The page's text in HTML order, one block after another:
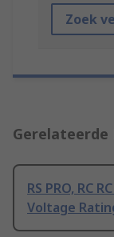
Zoek
Gerelateerde
RS PRO, RC
Voltage